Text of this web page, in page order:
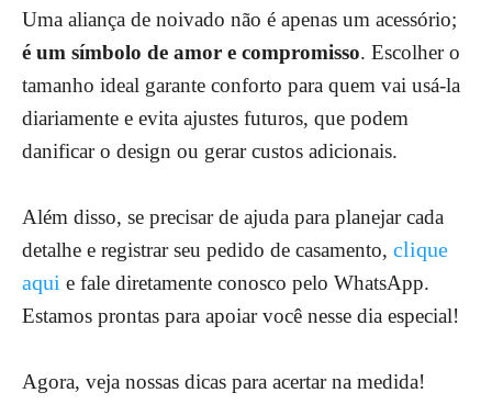
Uma aliança de noivado não é apenas um acessório;
é um símbolo de amor e compromisso. Escolher o
tamanho ideal garante conforto para quem vai usá-la
diariamente e evita ajustes futuros, que podem
danificar o design ou gerar custos adicionais.
Além disso, se precisar de ajuda para planejar cada
detalhe e registrar seu pedido de casamento, clique
aqui e fale diretamente conosco pelo WhatsApp.
Estamos prontas para apoiar você nesse dia especial!
Agora, veja nossas dicas para acertar na medida!